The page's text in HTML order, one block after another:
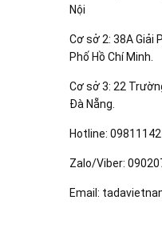
Nội
Cơ sở 2: 38A Giải
Phố Hồ Chí Minh.
Cơ sở 3: 22
Đà Nẵng.
Hotline:
Zalo/Viber:
Email: